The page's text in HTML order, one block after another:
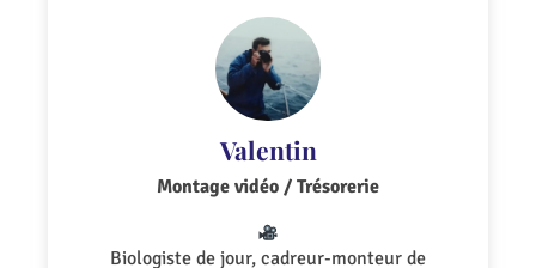
Valentin
Montage vidéo / Trésorerie
Biologiste de jour, cadreur-monteur de